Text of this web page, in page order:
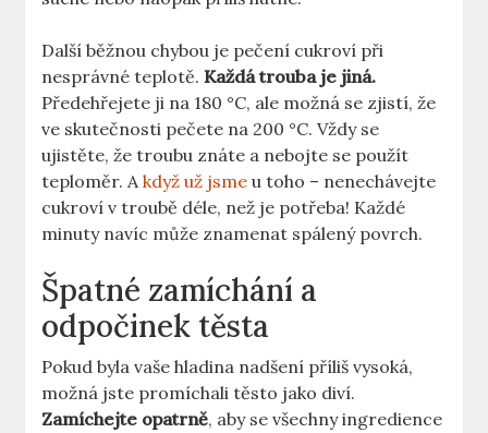
Další běžnou chybou je pečení cukroví při
nesprávné teplotě.Každá trouba je jiná.
Předehřejete ji na 180 °C, ale možná se zjistí, že
ve skutečnosti pečete na 200 °C. Vždy se
ujistěte, že troubu znáte a nebojte se použít
teploměr. Akdyž už jsme u toho – nenechávejte
cukroví v troubě déle, než je potřeba! Každé
minuty navíc může znamenat spálený povrch.
Špatné zamíchání a
odpočinek těsta
Pokud byla vaše hladina nadšení příliš vysoká,
možná jste promíchali těsto jako diví.
Zamíchejte opatrně, aby se všechny ingredience